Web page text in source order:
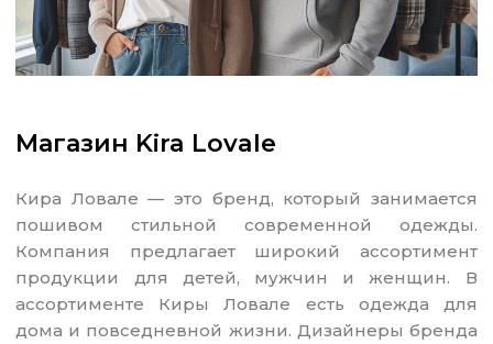
Магазин Kira Lovale
Кира Ловале — это бренд, который занимается
пошивом стильной современной одежды.
Компания предлагает широкий ассортимент
продукции для детей, мужчин и женщин. В
ассортименте Киры Ловале есть одежда для
дома и повседневной жизни. Дизайнеры бренда